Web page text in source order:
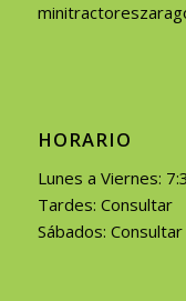
HORARIO
Lunes a Viernes:
Tardes: Consultar
Sábados: Consultar